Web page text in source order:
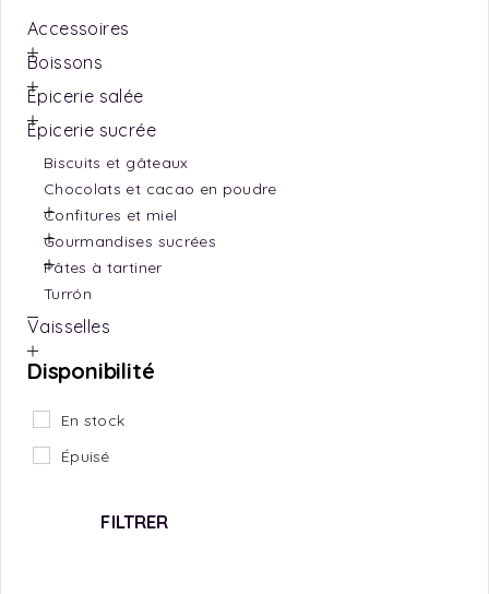
Accessoires
Boissons
Épicerie salée
Épicerie sucrée
Biscuits et gâteaux
Chocolats et cacao en poudre
Confitures et miel
Gourmandises sucrées
Pâtes à tartiner
Turrón
Vaisselles
Disponibilité
En stock
Épuisé
FILTRER